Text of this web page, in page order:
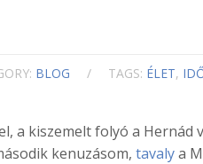
BLOG / TAGS: ÉLET,
a kiszemelt folyó a Hernád
kenuzásom, tavalya